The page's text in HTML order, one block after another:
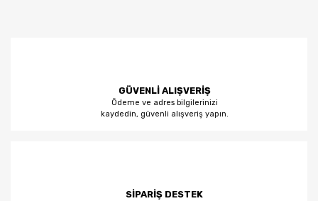
GÜVENLİ ALIŞVERİŞ
Ödeme ve adres bilgilerinizi
kaydedin, güvenli alışveriş yapın.
SİPARİŞ DESTEK